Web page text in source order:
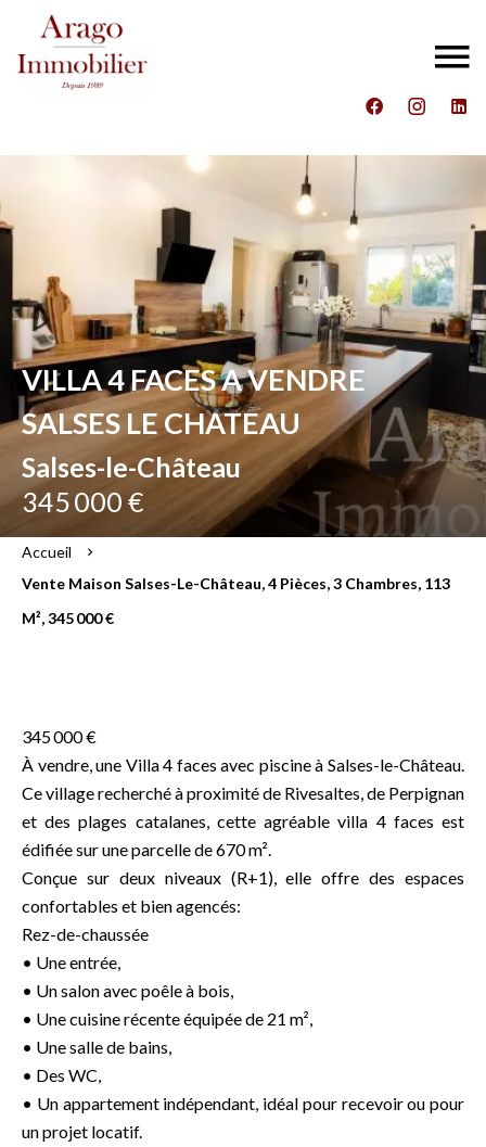
VILLA 4 FACES A VENDRE
SALSES LE CHATEAU
Salses-le-Château
345 000 €
Accueil
Vente Maison Salses-Le-Château, 4 Pièces, 3 Chambres, 113
M², 345 000 €
345 000 €
À vendre, une Villa 4 faces avec piscine à Salses-le-Château.
Ce village recherché à proximité de Rivesaltes, de Perpignan
et des plages catalanes, cette agréable villa 4 faces est
édifiée sur une parcelle de 670 m².
Conçue sur deux niveaux (R+1), elle offre des espaces
confortables et bien agencés:
Rez-de-chaussée
• Une entrée,
• Un salon avec poêle à bois,
• Une cuisine récente équipée de 21 m²,
• Une salle de bains,
• Des WC,
• Un appartement indépendant, idéal pour recevoir ou pour
un projet locatif.